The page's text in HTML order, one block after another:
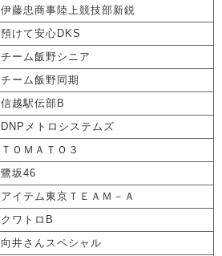
伊藤忠商事陸上競技部新鋭
預けて安心DKS
チーム飯野シニア
チーム飯野同期
信越駅伝部B
DNPメトロシステムズ
ＴＯＭＡＴＯ３
鷺坂46
アイテム東京ＴＥＡＭ－Ａ
クワトロB
向井さんスペシャル